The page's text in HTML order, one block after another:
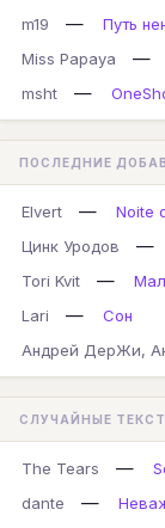
m19
—
Путь
Miss Papaya
—
msht
—
ПОСЛЕДНИЕ
Elvert —
Noite
Цинк Уродов
—
Tori Kvit
—
Lari
—
Сон
Андрей ДерЖи,
СЛУЧАЙНЫЕ
The Tears —
dante
—